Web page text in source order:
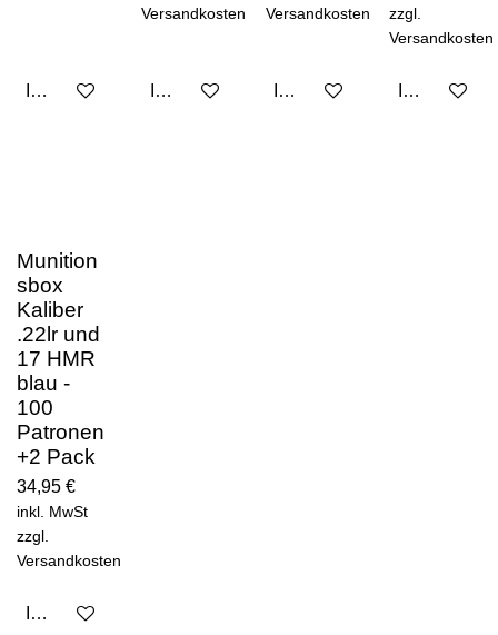
In den Warenkorb
Versandkosten
In den Warenkorb
Versandkosten
In den Warenkorb
zzgl.
Versandkosten
In den
Munition
sbox
Kaliber
.22lr und
17 HMR
blau -
100
Patronen
+2 Pack
34,95 €
inkl. MwSt
zzgl.
Versandkosten
In den Warenkorb